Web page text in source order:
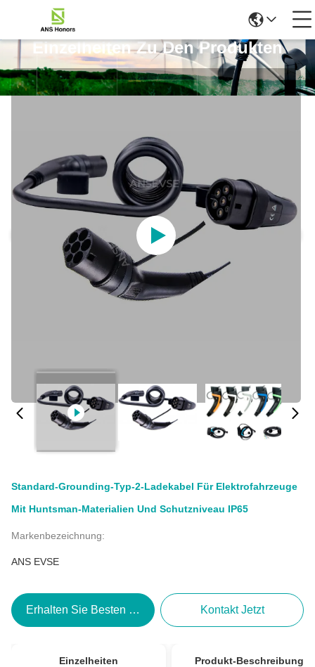
Einzelheiten Zu Den Produkten
Standard-Grounding-Typ-2-Ladekabel Für Elektrofahrzeuge
Mit Huntsman-Materialien Und Schutzniveau IP65
Markenbezeichnung:
ANS EVSE
Erhalten Sie Besten Preis Kontakt Jetzt
Einzelheiten Produkt-Beschreibung